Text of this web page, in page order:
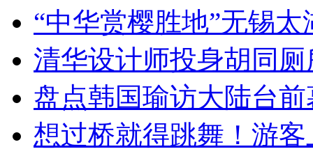
“中华赏樱胜地”无锡
清华设计师投身胡同
盘点韩国瑜访大陆台
想过桥就得跳舞！游客